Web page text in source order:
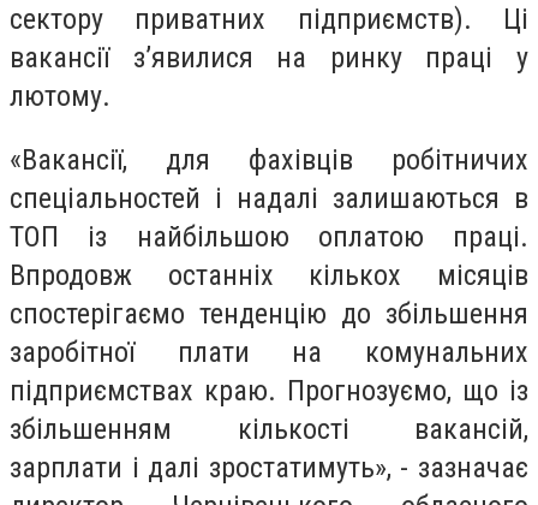
сектору приватних підприємств). Ці
вакансії з’явилися на ринку праці у
лютому.
«Вакансії, для фахівців робітничих
спеціальностей і надалі залишаються в
ТОП із найбільшою оплатою праці.
Впродовж останніх кількох місяців
спостерігаємо тенденцію до збільшення
заробітної плати на комунальних
підприємствах краю. Прогнозуємо, що із
збільшенням кількості вакансій,
зарплати і далі зростатимуть», - зазначає